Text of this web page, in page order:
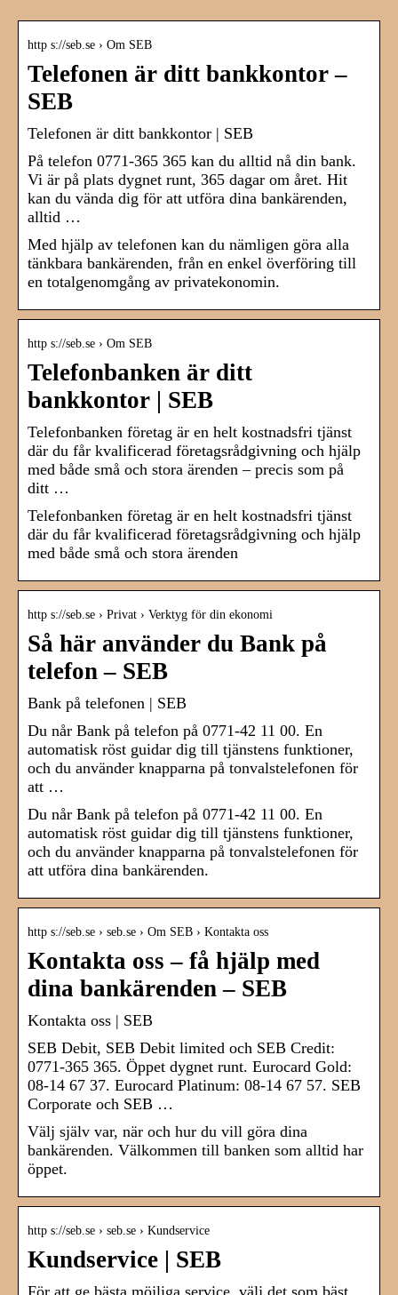
http s://seb.se › Om SEB
Telefonen är ditt bankkontor –
SEB
Telefonen är ditt bankkontor | SEB
På telefon 0771-365 365 kan du alltid nå din bank.
Vi är på plats dygnet runt, 365 dagar om året. Hit
kan du vända dig för att utföra dina bankärenden,
alltid …
Med hjälp av telefonen kan du nämligen göra alla
tänkbara bankärenden, från en enkel överföring till
en totalgenomgång av privatekonomin.
http s://seb.se › Om SEB
Telefonbanken är ditt
bankkontor | SEB
Telefonbanken företag är en helt kostnadsfri tjänst
där du får kvalificerad företagsrådgivning och hjälp
med både små och stora ärenden – precis som på
ditt …
Telefonbanken företag är en helt kostnadsfri tjänst
där du får kvalificerad företagsrådgivning och hjälp
med både små och stora ärenden
http s://seb.se › Privat › Verktyg för din ekonomi
Så här använder du Bank på
telefon – SEB
Bank på telefonen | SEB
Du når Bank på telefon på 0771-42 11 00. En
automatisk röst guidar dig till tjänstens funktioner,
och du använder knapparna på tonvalstelefonen för
att …
Du når Bank på telefon på 0771-42 11 00. En
automatisk röst guidar dig till tjänstens funktioner,
och du använder knapparna på tonvalstelefonen för
att utföra dina bankärenden.
http s://seb.se › seb.se › Om SEB › Kontakta oss
Kontakta oss – få hjälp med
dina bankärenden – SEB
Kontakta oss | SEB
SEB Debit, SEB Debit limited och SEB Credit:
0771-365 365. Öppet dygnet runt. Eurocard Gold:
08-14 67 37. Eurocard Platinum: 08-14 67 57. SEB
Corporate och SEB …
Välj själv var, när och hur du vill göra dina
bankärenden. Välkommen till banken som alltid har
öppet.
http s://seb.se › seb.se › Kundservice
Kundservice | SEB